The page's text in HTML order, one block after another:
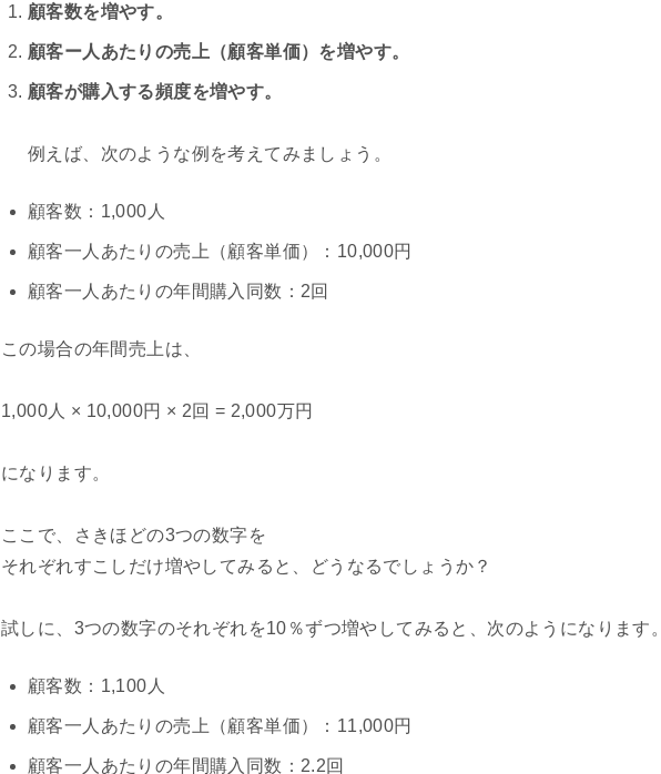
顧客数を増やす。
顧客ー人あたりの売上（顧客単価）を増やす。
顧客が購入する頻度を増やす。
例えば、次のような例を考えてみましょう。
顧客数：1,000人
顧客一人あたりの売上（顧客単価）：10,000円
顧客一人あたりの年間購入同数：2回
この場合の年間売上は、
1,000人 × 10,000円 × 2回 = 2,000万円
になります。
ここで、さきほどの3つの数字を
それぞれすこしだけ増やしてみると、どうなるでしょうか？
試しに、3つの数字のそれぞれを10％ずつ増やしてみると、次のようになります。
顧客数：1,100人
顧客一人あたりの売上（顧客単価）：11,000円
顧客一人あたりの年間購入同数：2.2回